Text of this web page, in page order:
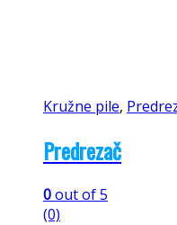
Kružne pile,
Predrezač
0out of 5
(0)